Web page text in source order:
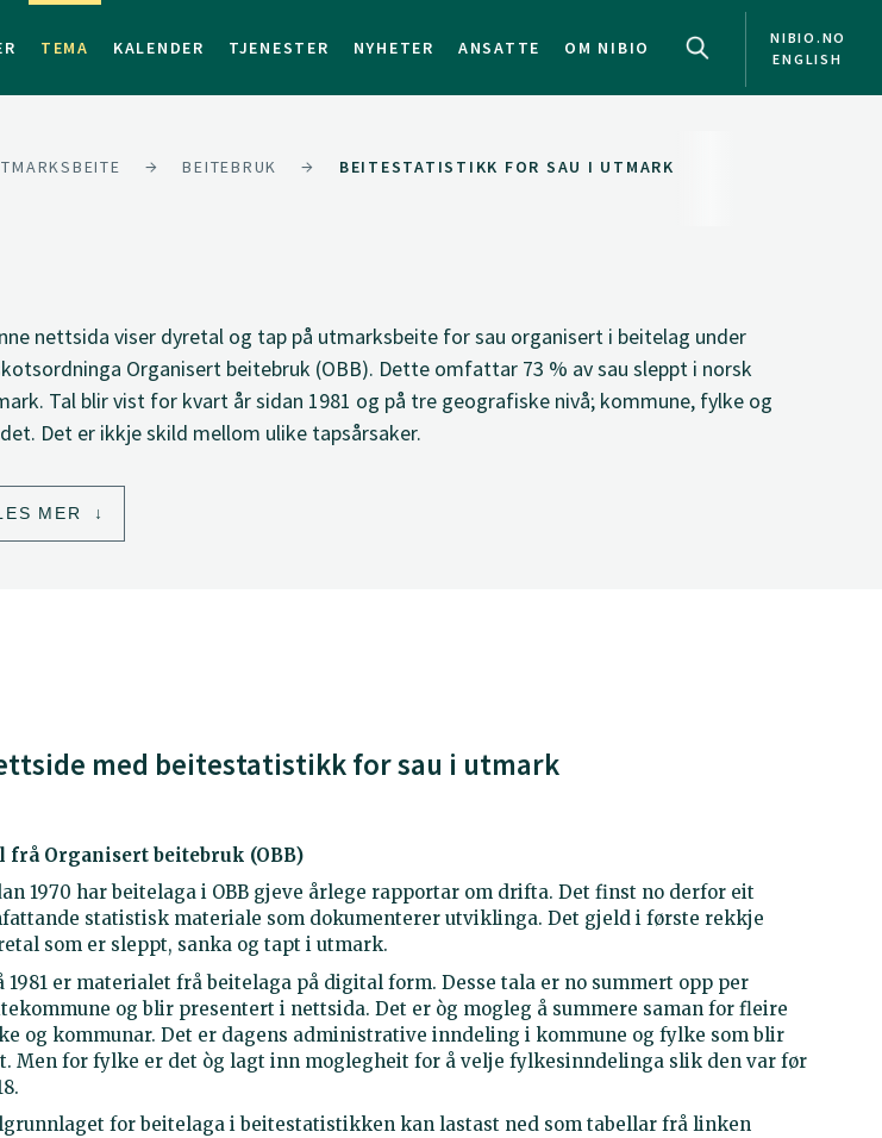
TEMA KALENDER TJENESTER NYHETER ANSATTE OM NIBIO
NIBIO.NO
ENGLISH
BEITEBRUK BEITESTATISTIKK FOR SAU I UTMARK
nettsida viser dyretal og tap på utmarksbeite for sau organisert i beitelag under
Organisert beitebruk (OBB). Dette omfattar 73 % av sau sleppt i norsk
Tal blir vist for kvart år sidan 1981 og på tre geografiske nivå; kommune, fylke og
Det er ikkje skild mellom ulike tapsårsaker.
MER
med beitestatistikk for sau i utmark
frå Organisert beitebruk (OBB)
1970 har beitelaga i OBB gjeve årlege rapportar om drifta. Det finst no derfor eit
statistisk materiale som dokumenterer utviklinga. Det gjeld i første rekkje
som er sleppt, sanka og tapt i utmark.
1981 er materialet frå beitelaga på digital form. Desse tala er no summert opp per
og blir presentert i nettsida. Det er òg mogleg å summere saman for fleire
og kommunar. Det er dagens administrative inndeling i kommune og fylke som blir
Men for fylke er det òg lagt inn moglegheit for å velje fylkesinndelinga slik den var før
for beitelaga i beitestatistikken kan lastast ned som tabellar frå linken